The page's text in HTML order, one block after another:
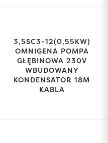
3,5SC3-12(0,55KW)
OMNIGENA POMPA
GŁĘBINOWA 230V
WBUDOWANY
KONDENSATOR 18M
KABLA